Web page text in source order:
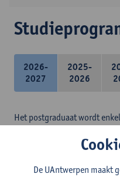
2026-
2027
2025-
2026
Het postgraduaat wordt
De UAntwerpen maakt